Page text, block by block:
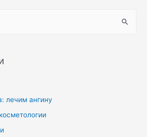
лечим ангину